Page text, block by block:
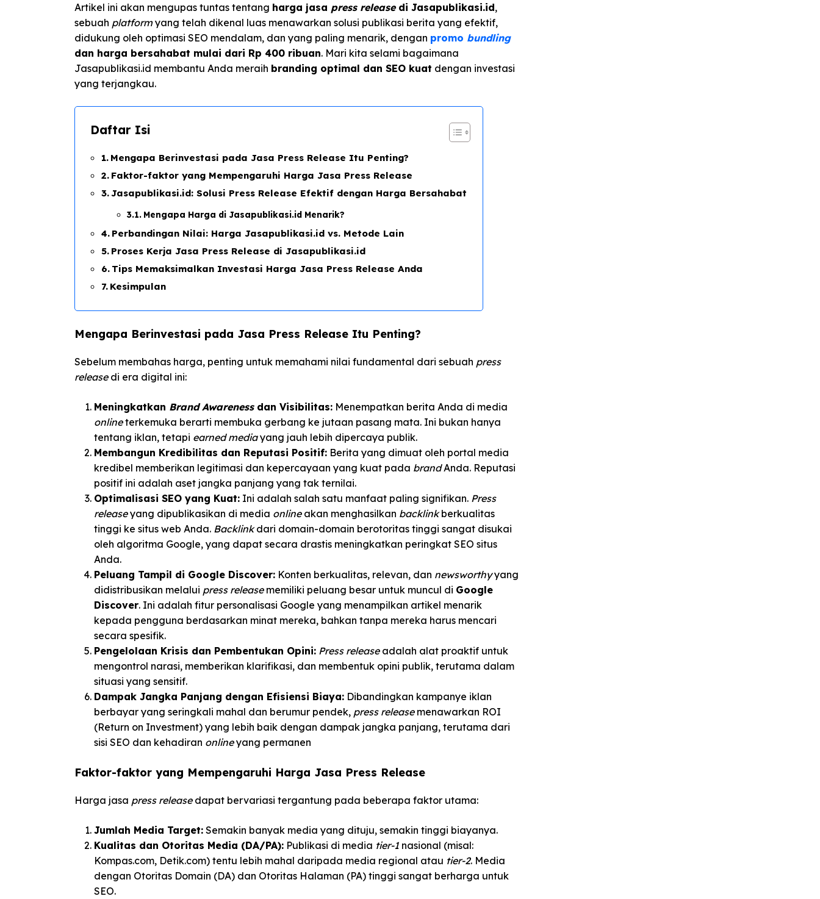
Artikel ini akan mengupas tuntas tentang harga jasa press releasedi Jasapublikasi.id,
sebuah platformyang telah dikenal luas menawarkan solusi publikasi berita yang efektif,
didukung oleh optimasi SEO mendalam, dan yang paling menarik, dengan promo bundling
dan harga bersahabat mulai dari Rp 400 ribuan. Mari kita selami bagaimana
Jasapublikasi.id membantu Anda meraih branding optimal dan SEO kuat dengan investasi
yang terjangkau.
Daftar Isi
Mengapa Berinvestasi pada Jasa Press Release Itu Penting?
Faktor-faktor yang Mempengaruhi Harga Jasa Press Release
Jasapublikasi.id: Solusi Press Release Efektif dengan Harga Bersahabat
Mengapa Harga di Jasapublikasi.id Menarik?
Perbandingan Nilai: Harga Jasapublikasi.id vs. Metode Lain
Proses Kerja Jasa Press Release di Jasapublikasi.id
Tips Memaksimalkan Investasi Harga Jasa Press Release Anda
Kesimpulan
Mengapa Berinvestasi pada Jasa Press Release Itu Penting?
Sebelum membahas harga, penting untuk memahami nilai fundamental dari sebuah press
releasedi era digital ini:
Meningkatkan Brand Awarenessdan Visibilitas: Menempatkan berita Anda di media
onlineterkemuka berarti membuka gerbang ke jutaan pasang mata. Ini bukan hanya
tentang iklan, tetapi earned mediayang jauh lebih dipercaya publik.
Membangun Kredibilitas dan Reputasi Positif: Berita yang dimuat oleh portal media
kredibel memberikan legitimasi dan kepercayaan yang kuat pada brandAnda. Reputasi
positif ini adalah aset jangka panjang yang tak ternilai.
Optimalisasi SEO yang Kuat: Ini adalah salah satu manfaat paling signifikan. Press
releaseyang dipublikasikan di media onlineakan menghasilkan backlinkberkualitas
tinggi ke situs web Anda. Backlinkdari domain-domain berotoritas tinggi sangat disukai
oleh algoritma Google, yang dapat secara drastis meningkatkan peringkat SEO situs
Anda.
Peluang Tampil di Google Discover: Konten berkualitas, relevan, dan newsworthyyang
didistribusikan melalui press releasememiliki peluang besar untuk muncul di Google
Discover. Ini adalah fitur personalisasi Google yang menampilkan artikel menarik
kepada pengguna berdasarkan minat mereka, bahkan tanpa mereka harus mencari
secara spesifik.
Pengelolaan Krisis dan Pembentukan Opini: Press releaseadalah alat proaktif untuk
mengontrol narasi, memberikan klarifikasi, dan membentuk opini publik, terutama dalam
situasi yang sensitif.
Dampak Jangka Panjang dengan Efisiensi Biaya: Dibandingkan kampanye iklan
berbayar yang seringkali mahal dan berumur pendek, press releasemenawarkan ROI
(Return on Investment) yang lebih baik dengan dampak jangka panjang, terutama dari
sisi SEO dan kehadiran onlineyang permanen
Faktor-faktor yang Mempengaruhi Harga Jasa Press Release
Harga jasa press releasedapat bervariasi tergantung pada beberapa faktor utama:
Jumlah Media Target: Semakin banyak media yang dituju, semakin tinggi biayanya.
Kualitas dan Otoritas Media (DA/PA): Publikasi di media tier-1 nasional (misal:
Kompas.com, Detik.com) tentu lebih mahal daripada media regional atau tier-2. Media
dengan Otoritas Domain (DA) dan Otoritas Halaman (PA) tinggi sangat berharga untuk
SEO.